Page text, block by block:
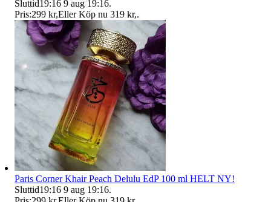
Sluttid19:16 9 aug 19:16.
Pris:299 kr,Eller Köp nu 319 kr,.
Paris Corner Khair Peach Delulu EdP 100 ml HELT NY!
Sluttid19:16 9 aug 19:16.